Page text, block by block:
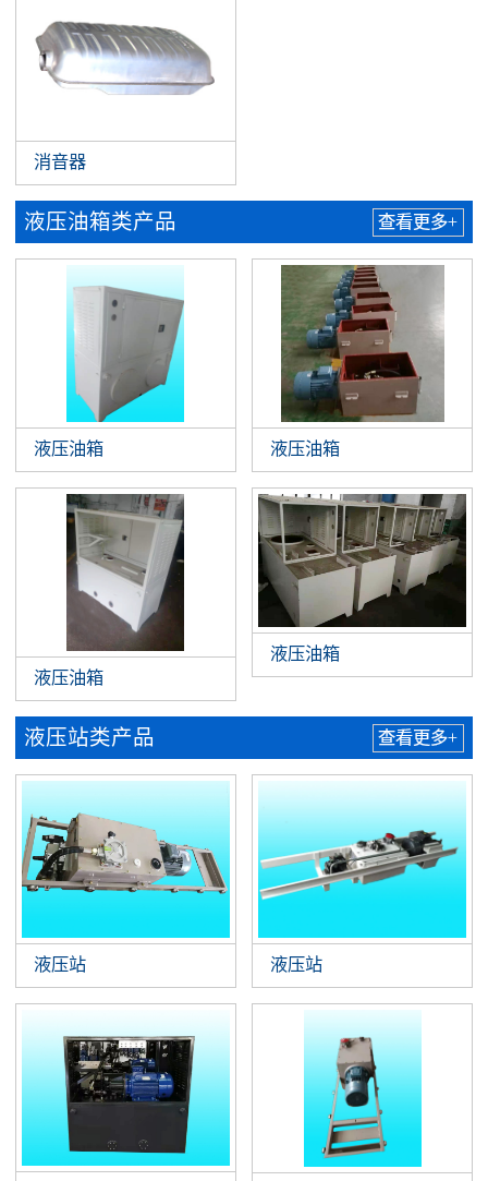
消音器
液压油箱类产品 查看更多+
液压油箱 液压油箱
液压油箱
液压油箱
液压站类产品 查看更多+
液压站 液压站